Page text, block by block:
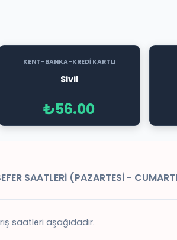
KENT-BANKA-KREDİ KARTLI
Sivil
₺56.00
SAATLERİ (PAZARTESİ -
saatleri aşağıdadır.